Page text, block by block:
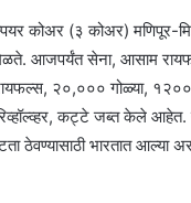
कोअर (३ कोअर) मणिपूर-
आजपर्यंत सेना, आसाम
२०,००० गोळ्या, १२००
कट्टे जब्त केले
ठेवण्यासाठी भारतात आल्या